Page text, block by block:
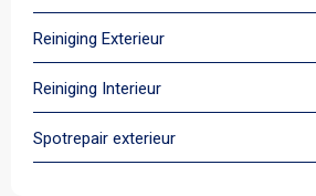
Reiniging Exterieur
Reiniging Interieur
Spotrepair exterieur